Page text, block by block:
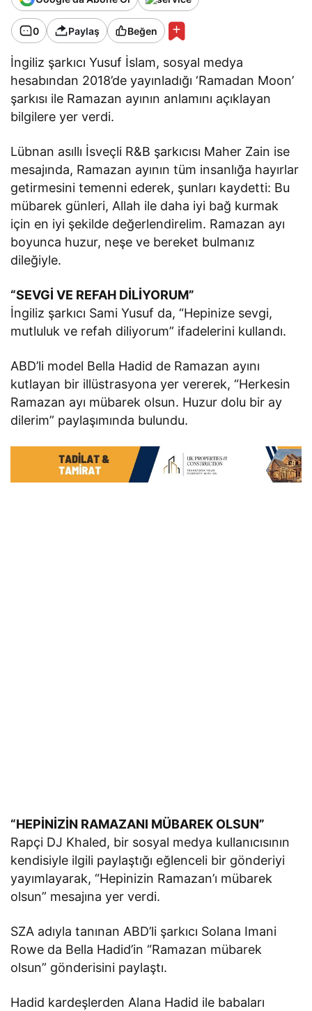
0 Paylaş Beğen
İngiliz şarkıcı Yusuf İslam, sosyal medya
hesabından 2018’de yayınladığı ‘Ramadan Moon’
şarkısı ile Ramazan ayının anlamını açıklayan
bilgilere yer verdi.
Lübnan asıllı İsveçli R&B şarkıcısı Maher Zain ise
mesajında, Ramazan ayının tüm insanlığa hayırlar
getirmesini temenni ederek, şunları kaydetti: Bu
mübarek günleri, Allah ile daha iyi bağ kurmak
için en iyi şekilde değerlendirelim. Ramazan ayı
boyunca huzur, neşe ve bereket bulmanız
dileğiyle.
“SEVGİ VE REFAH DİLİYORUM”
İngiliz şarkıcı Sami Yusuf da, “Hepinize sevgi,
mutluluk ve refah diliyorum” ifadelerini kullandı.
ABD’li model Bella Hadid de Ramazan ayını
kutlayan bir illüstrasyona yer vererek, “Herkesin
Ramazan ayı mübarek olsun. Huzur dolu bir ay
dilerim” paylaşımında bulundu.
“HEPİNİZİN RAMAZANI MÜBAREK OLSUN”
Rapçi DJ Khaled, bir sosyal medya kullanıcısının
kendisiyle ilgili paylaştığı eğlenceli bir gönderiyi
yayımlayarak, “Hepinizin Ramazan’ı mübarek
olsun” mesajına yer verdi.
SZA adıyla tanınan ABD’li şarkıcı Solana Imani
Rowe da Bella Hadid’in “Ramazan mübarek
olsun” gönderisini paylaştı.
Hadid kardeşlerden Alana Hadid ile babaları